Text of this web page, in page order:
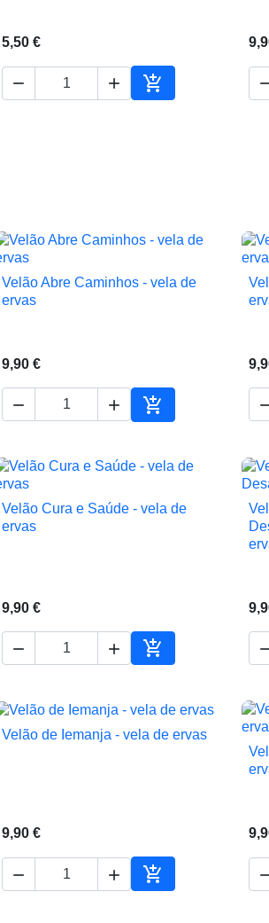
5,50 €
  
Adicionar ao
 Vista rápida
Velão Abre Caminhos - vela de
ervas
9,90 €
  
Adicionar ao
 Vista rápida
Velão Cura e Saúde - vela de
ervas
9,90 €
  
Adicionar ao
 Vista rápida
Velão de Iemanja - vela de ervas
9,90 €
  
Adicionar ao